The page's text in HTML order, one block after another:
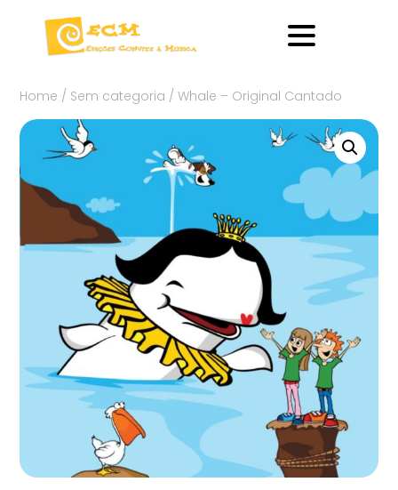
Home / Sem categoria / Whale – Original Cantado